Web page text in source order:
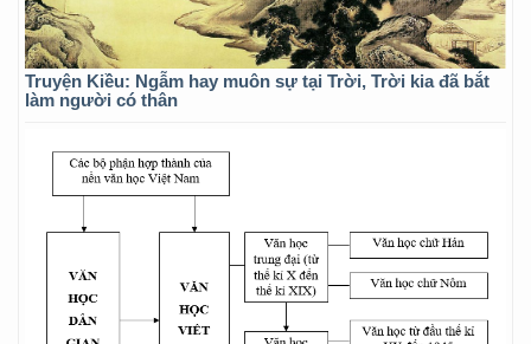
Truyện Kiều: Ngẫm hay muôn sự tại Trời, Trời kia đã bắt
làm người có thân